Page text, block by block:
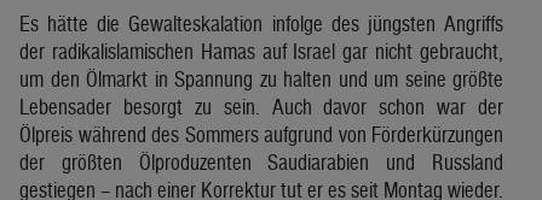
Es hätte die Gewalteskalation infolge des jüngsten Angriffs
der radikalislamischen Hamas auf Israel gar nicht gebraucht,
um den Ölmarkt in Spannung zu halten und um seine größte
Lebensader besorgt zu sein. Auch davor schon war der
Ölpreis während des Sommers aufgrund von Förderkürzungen
der größten Ölproduzenten Saudiarabien und Russland
gestiegen – nach einer Korrektur tut er es seit Montag wieder.